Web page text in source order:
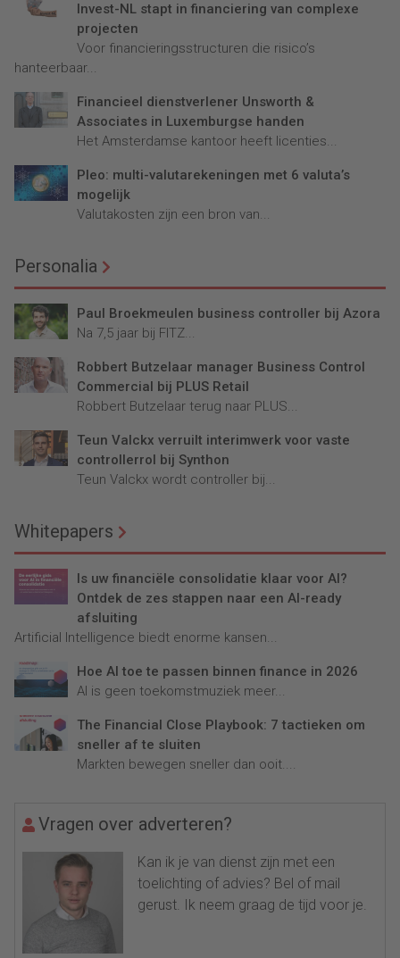
Invest-NL stapt in financiering van complexe
projecten
Voor financieringsstructuren die risico’s
hanteerbaar...
Financieel dienstverlener Unsworth &
Associates in Luxemburgse handen
Het Amsterdamse kantoor heeft licenties...
Pleo: multi-valutarekeningen met 6 valuta’s
mogelijk
Valutakosten zijn een bron van...
Personalia
Paul Broekmeulen business controller bij Azora
Na 7,5 jaar bij FITZ...
Robbert Butzelaar manager Business Control
Commercial bij PLUS Retail
Robbert Butzelaar terug naar PLUS...
Teun Valckx verruilt interimwerk voor vaste
controllerrol bij Synthon
Teun Valckx wordt controller bij...
Whitepapers
Is uw financiële consolidatie klaar voor AI?
Ontdek de zes stappen naar een AI-ready
afsluiting
Artificial Intelligence biedt enorme kansen...
Hoe AI toe te passen binnen finance in 2026
AI is geen toekomstmuziek meer...
The Financial Close Playbook: 7 tactieken om
sneller af te sluiten
Markten bewegen sneller dan ooit....
Vragen over adverteren?
Kan ik je van dienst zijn met een
toelichting of advies? Bel of mail
gerust. Ik neem graag de tijd voor je.